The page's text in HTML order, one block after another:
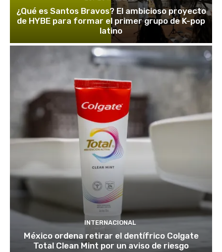
¿Qué es Santos Bravos? El ambicioso proyecto
de HYBE para formar el primer grupo de K-pop
latino
INTERNACIONAL
México ordena retirar el dentífrico Colgate
Total Clean Mint por un aviso de riesgo